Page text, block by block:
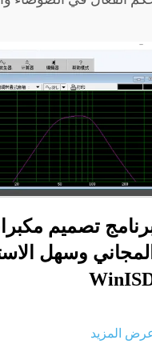
تصميم
المجاني وسهل
المزيد